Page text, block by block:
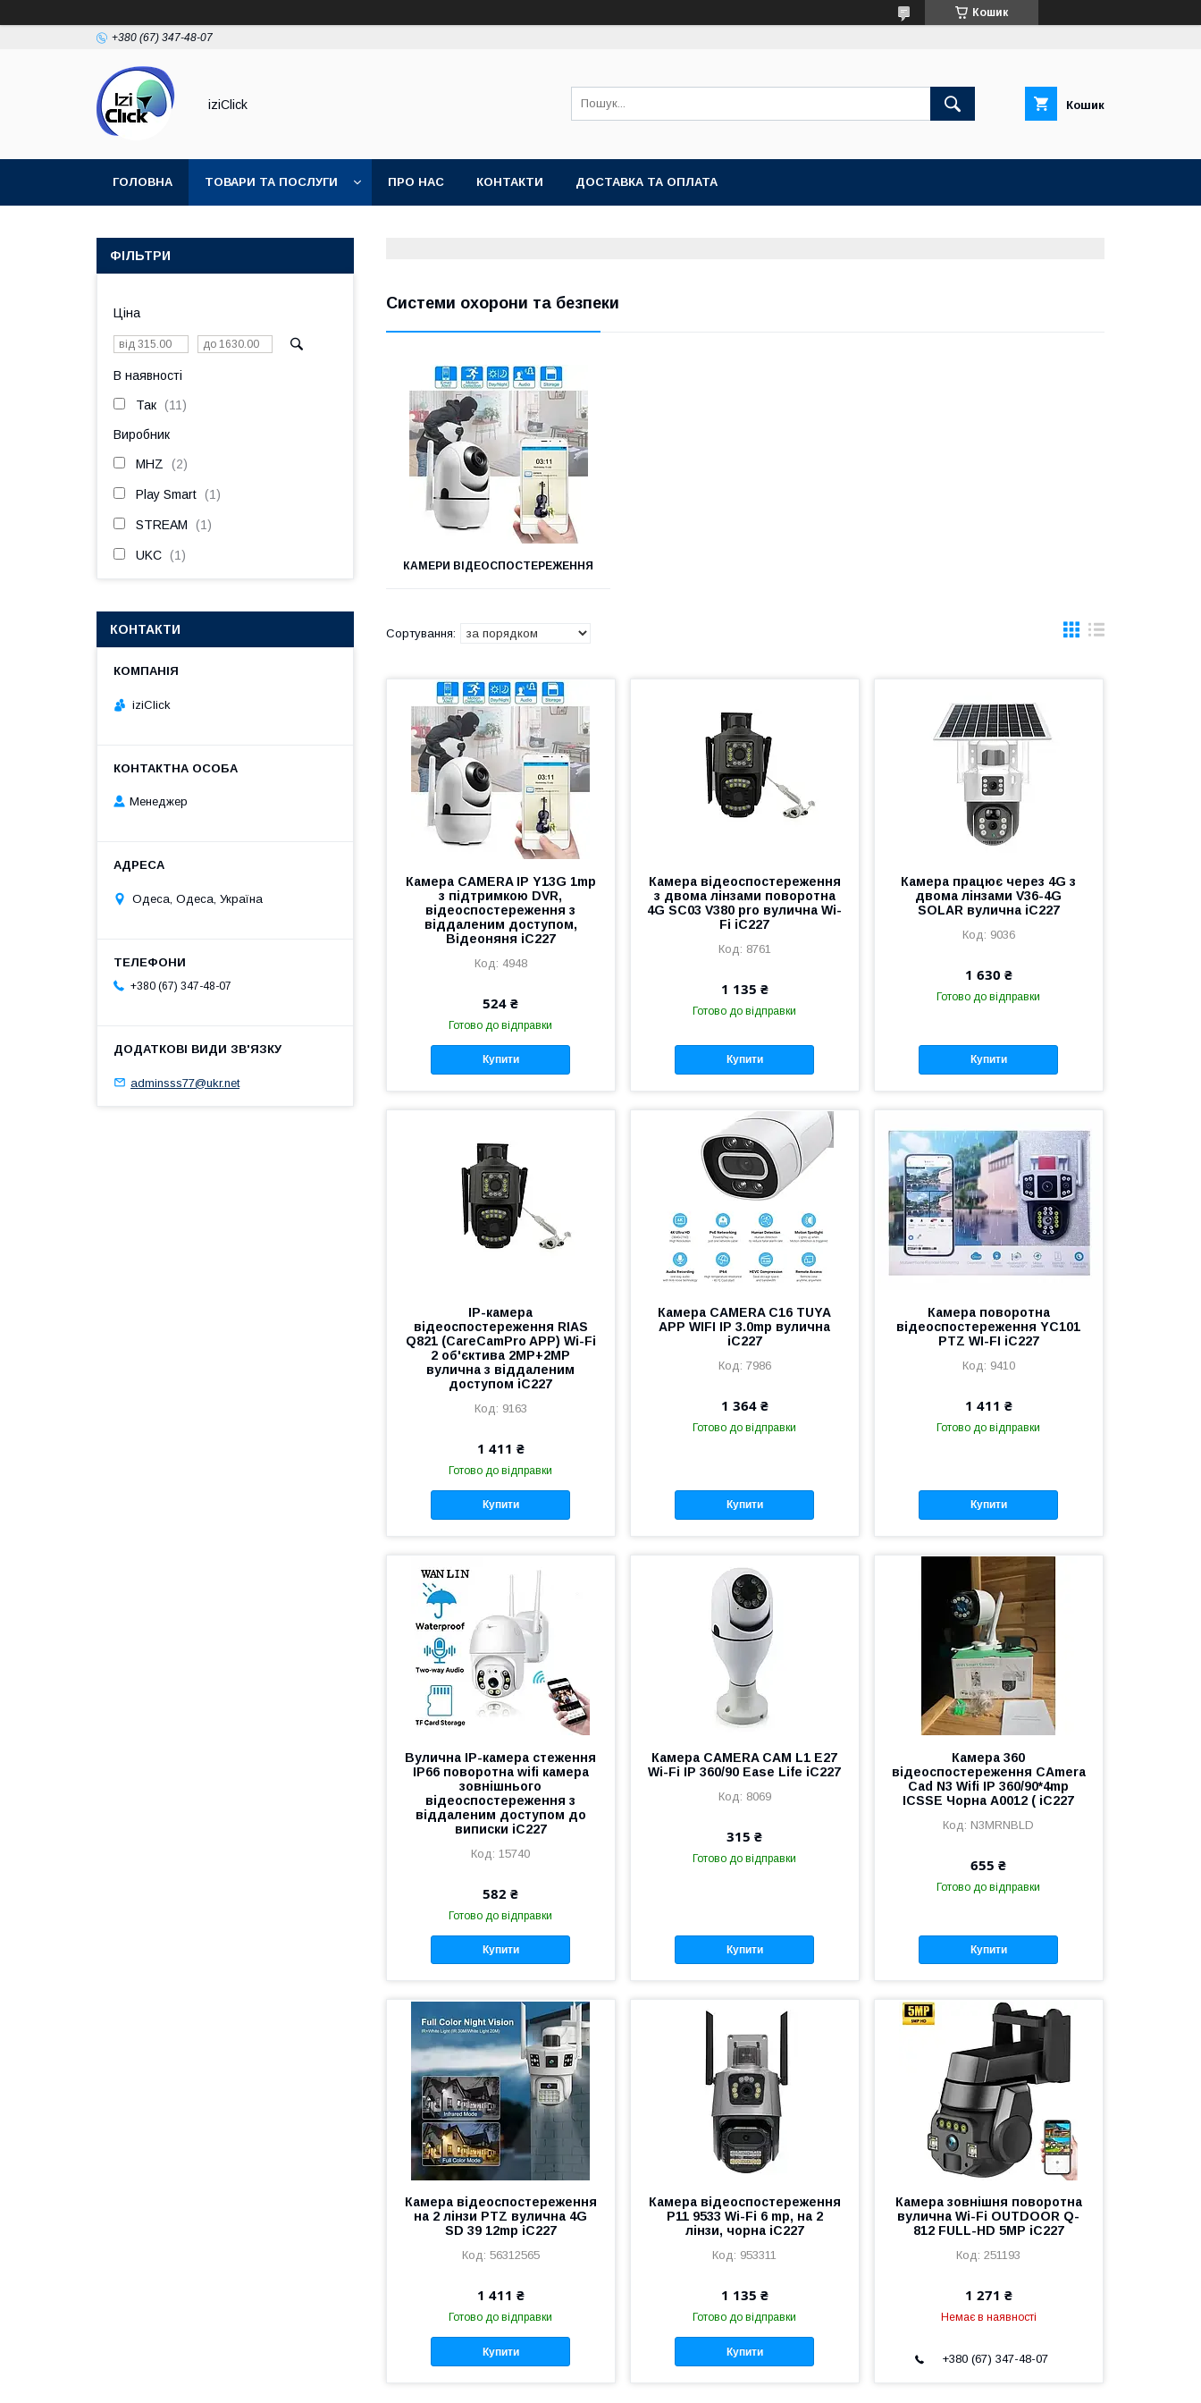
Кошик
+380 (67) 347-48-07
iziClick Кошик
ГОЛОВНА ТОВАРИ ТА ПОСЛУГИ ПРО НАС КОНТАКТИ ДОСТАВКА ТА ОПЛАТА
Системи охорони та безпеки
КАМЕРИ ВІДЕОСПОСТЕРЕЖЕННЯ
Камера CAMERA IP Y13G 1mp
з підтримкою DVR,
відеоспостереження з
віддаленим доступом,
Відеоняня iC227
4948
524 ₴
Готово до відправки
Купити
Камера відеоспостереження
з двома лінзами поворотна
4G SC03 V380 pro вулична Wi-
Fi iC227
8761
1 135 ₴
Готово до відправки
Купити
Камера працює через 4G з
двома лінзами V36-4G
SOLAR вулична iC227
9036
1 630 ₴
Готово до відправки
Купити
IP-камера
відеоспостереження RIAS
Q821 (CareCamPro APP) Wi-Fi
2 об'єктива 2MP+2MP
вулична з віддаленим
доступом iC227
9163
1 411 ₴
Готово до відправки
Купити
Камера CAMERA C16 TUYA
APP WIFI IP 3.0mp вулична
iC227
7986
1 364 ₴
Готово до відправки
Купити
Камера поворотна
відеоспостереження YC101
PTZ WI-FI iC227
9410
1 411 ₴
Готово до відправки
Купити
Вулична IP-камера стеження
IP66 поворотна wifi камера
зовнішнього
відеоспостереження з
віддаленим доступом до
виписки iC227
15740
582 ₴
Готово до відправки
Купити
Камера CAMERA CAM L1 E27
Wi-Fi IP 360/90 Ease Life iC227
8069
315 ₴
Готово до відправки
Купити
Камера 360
відеоспостереження CAmera
Cad N3 Wifi IP 360/90*4mp
ICSSE Чорна A0012 ( iC227
N3MRNBLD
655 ₴
Готово до відправки
Купити
Камера відеоспостереження
на 2 лінзи PTZ вулична 4G
SD 39 12mp iC227
56312565
1 411 ₴
Готово до відправки
Купити
Камера відеоспостереження
P11 9533 Wi-Fi 6 mp, на 2
лінзи, чорна iC227
953311
1 135 ₴
Готово до відправки
Купити
Камера зовнішня поворотна
вулична Wi-Fi OUTDOOR Q-
812 FULL-HD 5MP iC227
251193
1 271 ₴
Немає в наявності
+380 (67) 347-48-07
ФІЛЬТРИ
Ціна
В наявності
Так 11
Виробник
MHZ 2
Play Smart 1
STREAM 1
UKC 1
КОНТАКТИ
iziClick
Менеджер
Одеса, Одеса, Україна
+380 (67) 347-48-07
adminsss77@ukr.net